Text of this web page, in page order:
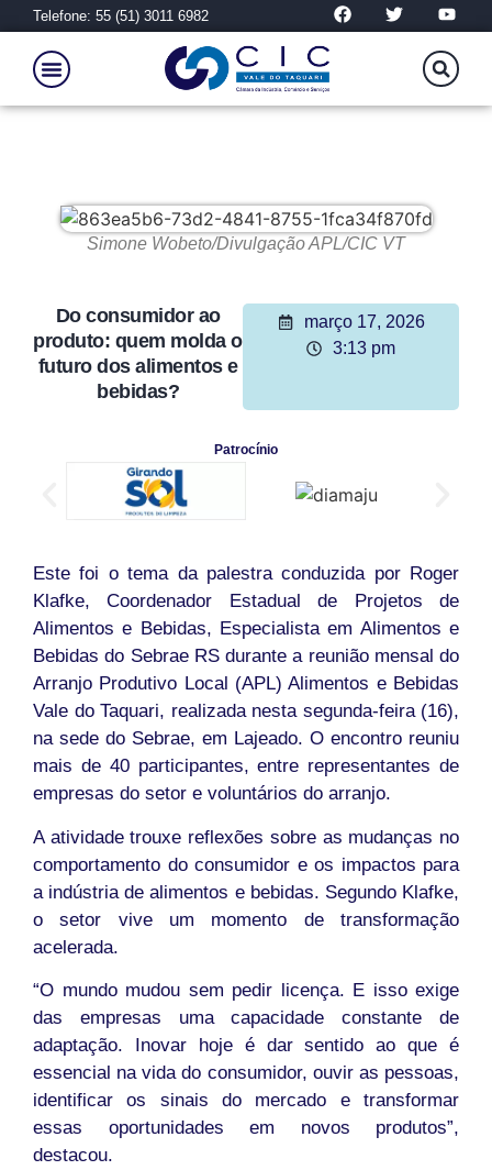
Telefone: 55 (51) 3011 6982
Simone Wobeto/Divulgação APL/CIC VT
Do consumidor ao
produto: quem molda o
futuro dos alimentos e
bebidas?
março 17, 2026
3:13 pm
Patrocínio
Este foi o tema da palestra conduzida por Roger
Klafke, Coordenador Estadual de Projetos de
Alimentos e Bebidas, Especialista em Alimentos e
Bebidas do Sebrae RS durante a reunião mensal do
Arranjo Produtivo Local (APL) Alimentos e Bebidas
Vale do Taquari, realizada nesta segunda-feira (16),
na sede do Sebrae, em Lajeado. O encontro reuniu
mais de 40 participantes, entre representantes de
empresas do setor e voluntários do arranjo.
A atividade trouxe reflexões sobre as mudanças no
comportamento do consumidor e os impactos para
a indústria de alimentos e bebidas. Segundo Klafke,
o setor vive um momento de transformação
acelerada.
“O mundo mudou sem pedir licença. E isso exige
das empresas uma capacidade constante de
adaptação. Inovar hoje é dar sentido ao que é
essencial na vida do consumidor, ouvir as pessoas,
identificar os sinais do mercado e transformar
essas oportunidades em novos produtos”,
destacou.